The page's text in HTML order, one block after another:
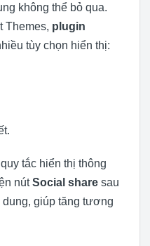
không thể bỏ qua.
Themes, plugin
tùy chọn hiển thị:
tắc hiển thị thông
nútSocial share sau
giúp tăng tương